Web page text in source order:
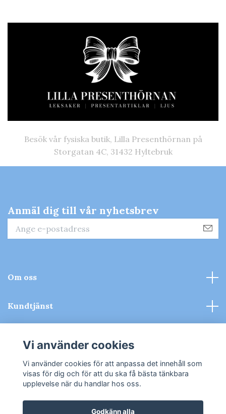
Besök vår fysiska butik, Lilla Presenthörnan på
Storgatan 4C, 31432 Hyltebruk
Anmäl dig till vår nyhetsbrev
Om oss
Kundtjänst
Sociala medier
Vi använder cookies
Vi använder cookies för att anpassa det innehåll som
visas för dig och för att du ska få bästa tänkbara
upplevelse när du handlar hos oss.
Godkänn alla